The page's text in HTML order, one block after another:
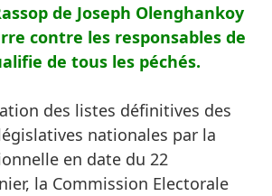
de Joseph Olenghankoy
contre les responsables de
de tous les péchés.
des listes définitives des
nationales par la
en date du 22
la Commission Electorale